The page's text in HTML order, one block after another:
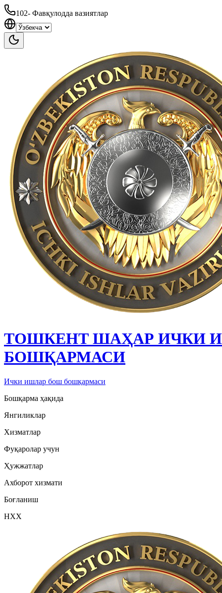
102- Фавқулодда вазиятлар
ТОШКЕНТ ШАҲАР ИЧКИ
БОШҚАРМАСИ
Ички ишлар бош бошқармаси
Бошқарма ҳақида
Янгиликлар
Хизматлар
Фуқаролар учун
Ҳужжатлар
Ахборот хизмати
Боғланиш
НХХ